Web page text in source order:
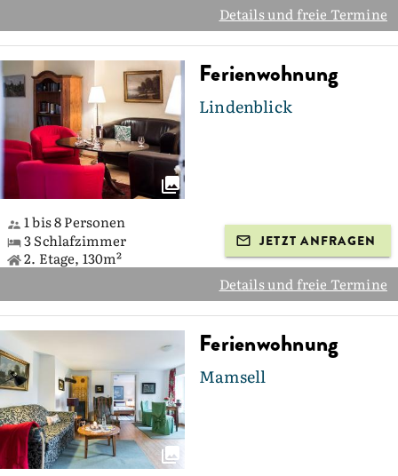
Details und freie Termine
Ferienwohnung
Lindenblick
1 bis 8 Personen
3 Schlafzimmer
2. Etage, 130m²
JETZT ANFRAGEN
Details und freie Termine
Ferienwohnung
Mamsell